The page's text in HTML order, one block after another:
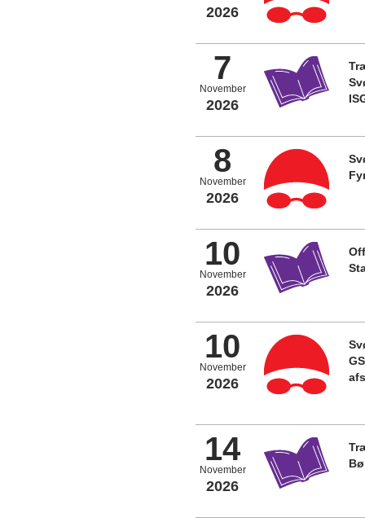
2026
7
November
2026
8
November
2026
10
November
2026
10
November
2026
14
November
2026